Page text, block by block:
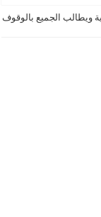
ويطالب الجميع بالوقوف